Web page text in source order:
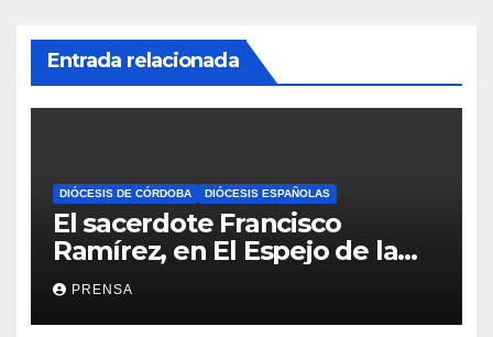
Entrada relacionada
DIÓCESIS DE CÓRDOBA DIÓCESIS ESPAÑOLAS
El sacerdote Francisco
Ramírez, en El Espejo de la
Iglesia
PRENSA